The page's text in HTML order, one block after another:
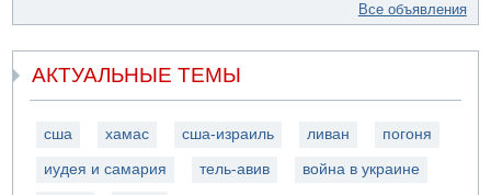
Все объявления
АКТУАЛЬНЫЕ ТЕМЫ
сша хамас сша-израиль ливан погоня
иудея и самария тель-авив война в украине